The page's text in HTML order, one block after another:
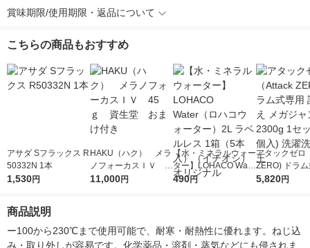
賞味期限/使用期限・返品について
こちらの商品もおすすめ
アサダ Sフラックス R
50332N 1本
1,530円
HAKU（ハク） メラ
ノフォーカスＩＶ 4
5ｇ 資生堂 おまけ
11,000円
【水・ミネラルウォー
ター】LOHACO Wate
r（ロハコウォータ
490円
アタックゼロ
ZERO) ドラ
詰め替え メガ
5,820円
商品説明
ー100から230℃まで使用可能で、耐寒・耐熱性に優れます。ねじ込
み・取り外しが容易です。化学薬品・溶剤・蒸気などにも侵されま